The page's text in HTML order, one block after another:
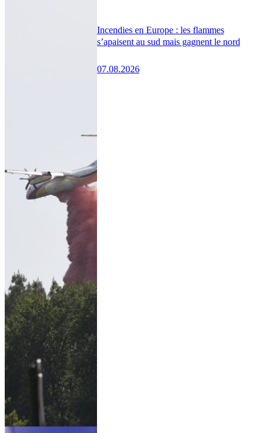
Incendies en Europe : les flammes
s’apaisent au sud mais gagnent le nord
07.08.2026